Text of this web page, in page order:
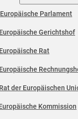
Parlament
Gerichtshof
Rat
der Europäischen
Kommission